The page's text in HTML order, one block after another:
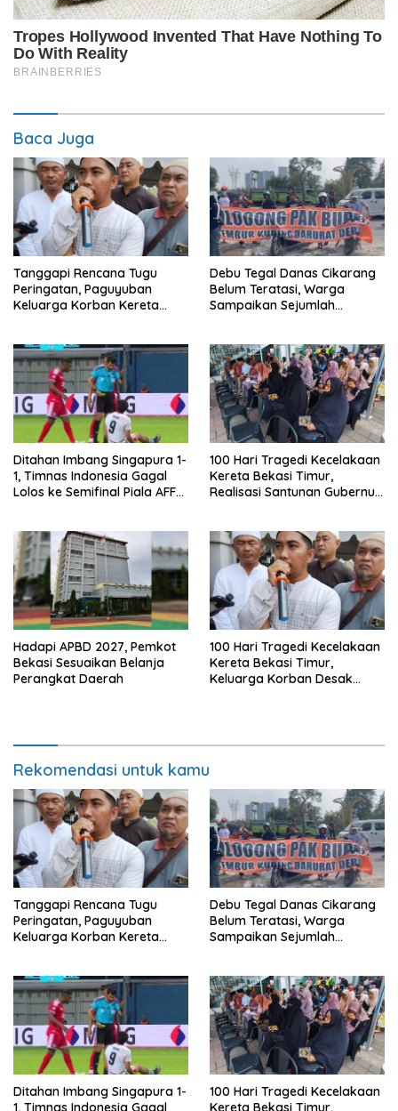
Baca Juga
Tanggapi Rencana Tugu
Peringatan, Paguyuban
Keluarga Korban Kereta
Keselamatan Lebih Dulu
Debu Tegal Danas Cikarang
Belum Teratasi, Warga
Sampaikan Sejumlah
Ditahan Imbang Singapura 1-
1, Timnas Indonesia Gagal
Lolos ke Semifinal Piala AFF
100 Hari Tragedi Kecelakaan
Kereta Bekasi Timur,
Realisasi Santunan Gubernur
Hadapi APBD 2027, Pemkot
Bekasi Sesuaikan Belanja
Perangkat Daerah
100 Hari Tragedi Kecelakaan
Kereta Bekasi Timur,
Keluarga Korban Desak
Rekomendasi untuk kamu
Tanggapi Rencana Tugu
Peringatan, Paguyuban
Keluarga Korban Kereta
Keselamatan Lebih Dulu
Debu Tegal Danas Cikarang
Belum Teratasi, Warga
Sampaikan Sejumlah
Ditahan Imbang Singapura 1-
1, Timnas Indonesia Gagal
100 Hari Tragedi Kecelakaan
Kereta Bekasi Timur,